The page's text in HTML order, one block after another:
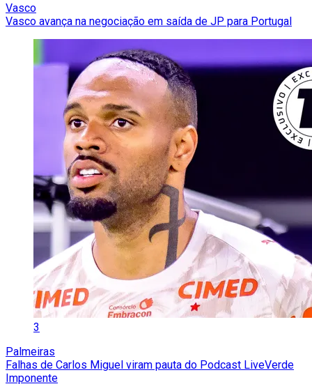
Vasco
Vasco avança na negociação em saída de JP para Portugal
3
Palmeiras
Falhas de Carlos Miguel viram pauta do Podcast LiveVerde
Imponente